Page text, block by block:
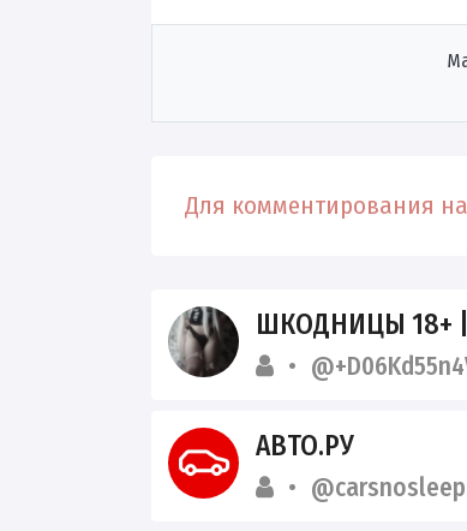
Для комментирования
ШКОДНИЦЫ 18+
АВТО.РУ
@carsnosleep